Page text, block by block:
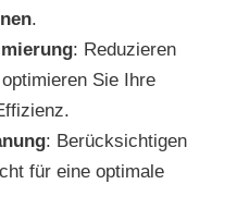
.
: Reduzieren
Sie Ihre
: Berücksichtigen
für eine optimale